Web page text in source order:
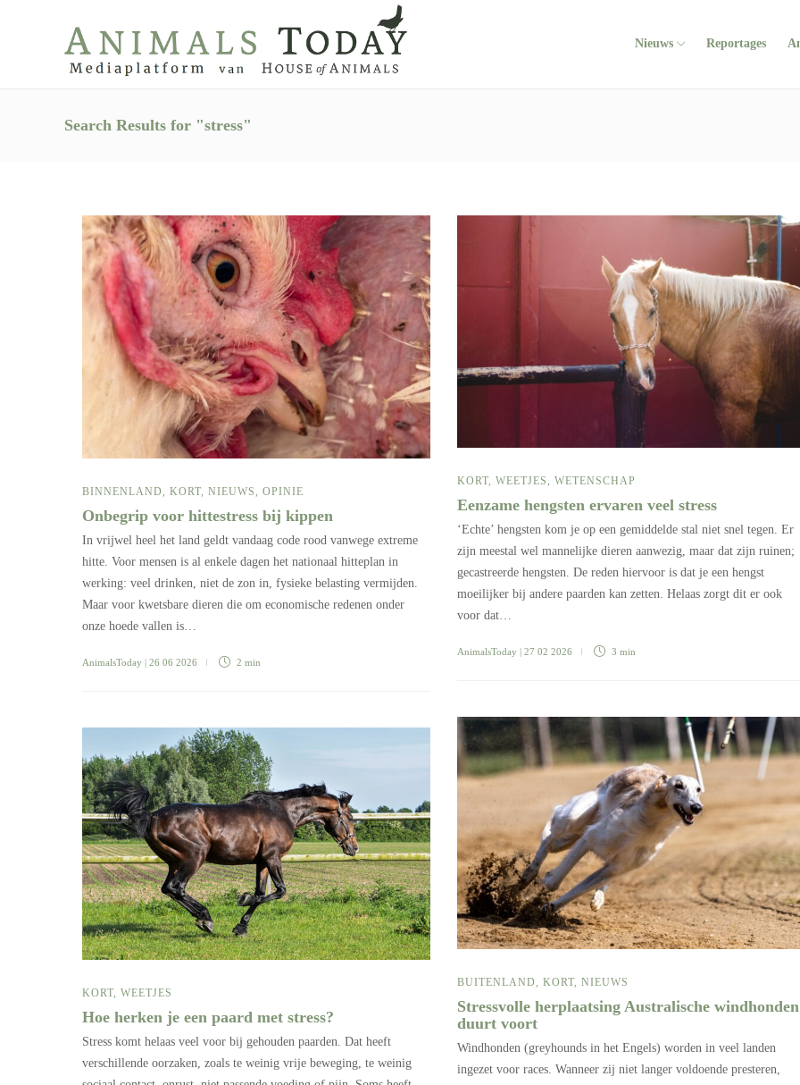
Nieuws Reportages
Search Results for "stress"
BINNENLAND, KORT, NIEUWS, OPINIE
Onbegrip voor hittestress bij kippen
In vrijwel heel het land geldt vandaag code rood vanwege extreme
hitte. Voor mensen is al enkele dagen het nationaal hitteplan in
werking: veel drinken, niet de zon in, fysieke belasting vermijden.
Maar voor kwetsbare dieren die om economische redenen onder
onze hoede vallen is…
AnimalsToday | 26 06 2026 2 min
KORT, WEETJES, WETENSCHAP
Eenzame hengsten ervaren veel stress
‘Echte’ hengsten kom je op een gemiddelde stal niet snel tegen. Er
zijn meestal wel mannelijke dieren aanwezig, maar dat zijn ruinen;
gecastreerde hengsten. De reden hiervoor is dat je een hengst
moeilijker bij andere paarden kan zetten. Helaas zorgt dit er ook
voor dat…
AnimalsToday | 27 02 2026 3 min
BUITENLAND, KORT, NIEUWS
Stressvolle herplaatsing Australische windhonden
duurt voort
Windhonden (greyhounds in het Engels) worden in veel landen
ingezet voor races. Wanneer zij niet langer voldoende presteren,
KORT, WEETJES
Hoe herken je een paard met stress?
Stress komt helaas veel voor bij gehouden paarden. Dat heeft
verschillende oorzaken, zoals te weinig vrije beweging, te weinig